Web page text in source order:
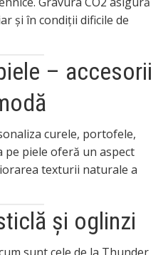
și în condiții dificile de
– accesorii
curele, portofele,
pe piele oferă un aspect
texturii naturale a
și oglinzi